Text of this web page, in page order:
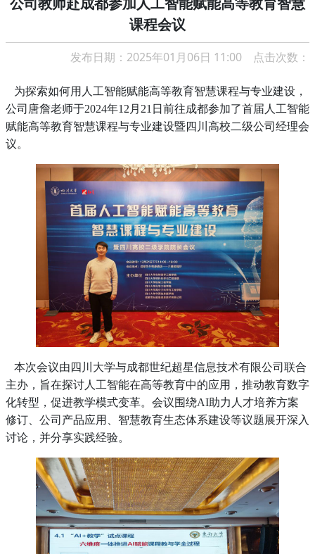
公司教师赴成都参加人工智能赋能高等教育智慧
课程会议
发布日期：2025年01月06日 11:00 点击次数：
为探索如何用人工智能赋能高等教育智慧课程与专业建设，
公司唐詹老师于2024年12月21日前往成都参加了首届人工智能
赋能高等教育智慧课程与专业建设暨四川高校二级公司经理会
议。
本次会议由四川大学与成都世纪超星信息技术有限公司联合
主办，旨在探讨人工智能在高等教育中的应用，推动教育数字
化转型，促进教学模式变革。会议围绕AI助力人才培养方案
修订、公司产品应用、智慧教育生态体系建设等议题展开深入
讨论，并分享实践经验。